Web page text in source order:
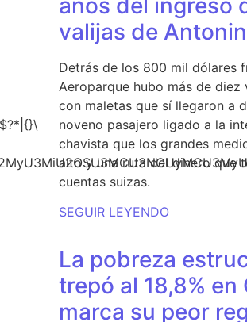
años del ingreso
valijas de
Detrás de los 800 mil dólares
Aeroparque hubo más de diez
con maletas que sí llegaron a
noveno pasajero ligado a la
chavista que los grandes
alto y una ruta del dinero que
cuentas suizas.
SEGUIR LEYENDO
La pobreza
trepó al 18,8% en
marca su peor